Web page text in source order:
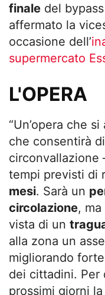
finale del
affermato la
occasione dell’
supermercato
L'OPERA
“Un’opera che
che consentirà
circonvallazione
tempi previsti di
mesi. Sarà un
circolazione,
vista di un
alla zona un
migliorando
dei cittadini. Per
prossimi giorni